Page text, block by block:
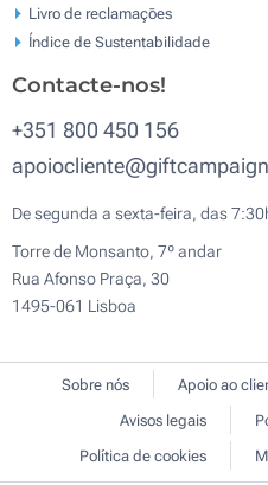
Livro de reclamaçōes
Índice de Sustentabilidade
Contacte-nos!
+351 800 450 156
De segunda a sexta-feira, das
Torre de Monsanto, 7º andar
Rua Afonso Praça, 30
1495-061 Lisboa
Sobre nós Apoio ao
Avisos legais
Política de cookies